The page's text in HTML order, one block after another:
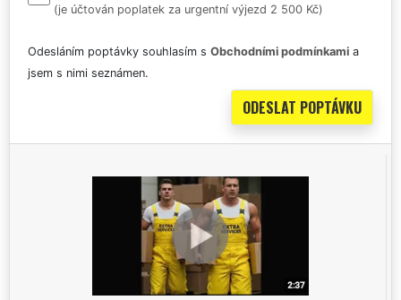
(je účtován poplatek za urgentní výjezd 2 500 Kč)
Odesláním poptávky souhlasím s Obchodními podmínkami a
jsem s nimi seznámen.